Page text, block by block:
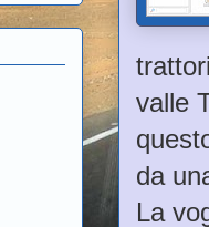
valle
da
La